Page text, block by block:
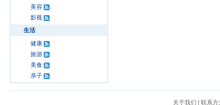
美容
影视
生活
健康
旅游
美食
亲子
关于我们
联系方